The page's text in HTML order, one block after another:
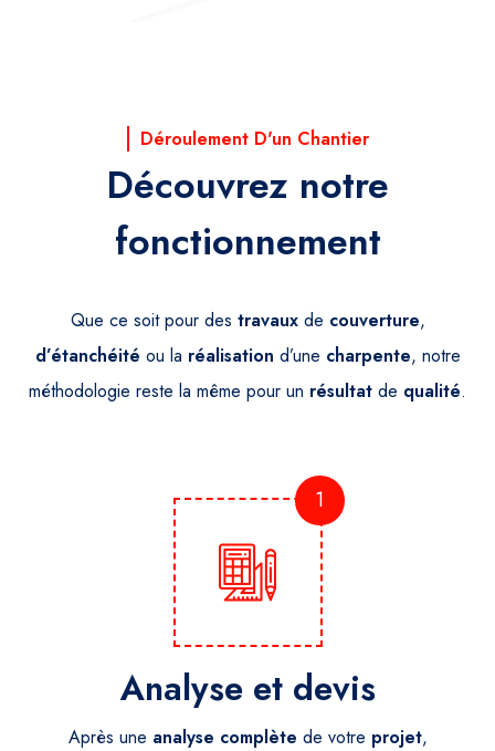
Déroulement D'un Chantier
Découvrez notre
fonctionnement
Que ce soit pour des travauxde couverture,
d’étanchéité ou la réalisation d’une charpente, notre
méthodologie reste la même pour un résultat de qualité.
1
Analyse et devis
Après une analyse complète de votre projet,